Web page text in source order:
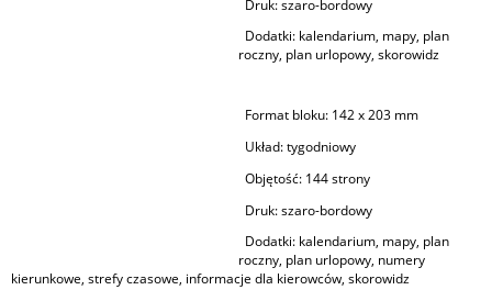
Druk:szaro-bordowy
Dodatki: kalendarium, mapy, plan
roczny, plan urlopowy, skorowidz
Format bloku: 142 x 203 mm
Układ:tygodniowy
Objętość: 144 strony
Druk:szaro-bordowy
Dodatki: kalendarium, mapy, plan
roczny, plan urlopowy, numery
kierunkowe, strefy czasowe, informacje dla kierowców, skorowidz